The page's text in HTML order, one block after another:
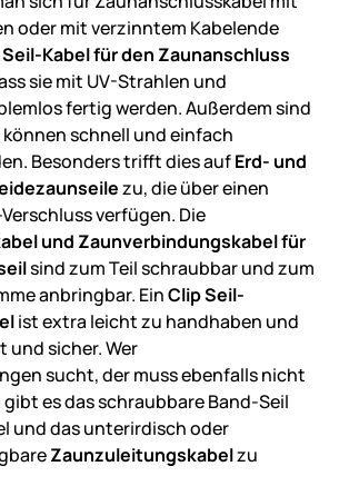
oder mit verzinntem Kabelende
Seil-Kabel für den Zaunanschluss
sie mit UV-Strahlen und
fertig werden. Außerdem sind
schnell und einfach
Besonders trifft dies aufErd- und
zu, die über einen
verfügen. Die
und Zaunverbindungskabel für
sind zum Teil schraubbar und zum
anbringbar. EinClip Seil-
ist extra leicht zu handhaben und
und sicher. Wer
sucht, der muss ebenfalls nicht
es das schraubbare Band-Seil
und das unterirdisch oder
Zaunzuleitungskabelzu